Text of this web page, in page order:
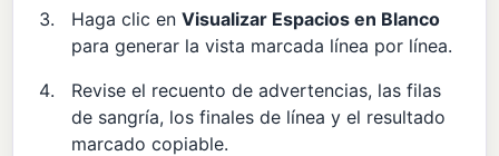
Haga clic en Visualizar Espacios en Blanco
para generar la vista marcada línea por línea.
Revise el recuento de advertencias, las filas
de sangría, los finales de línea y el resultado
marcado copiable.